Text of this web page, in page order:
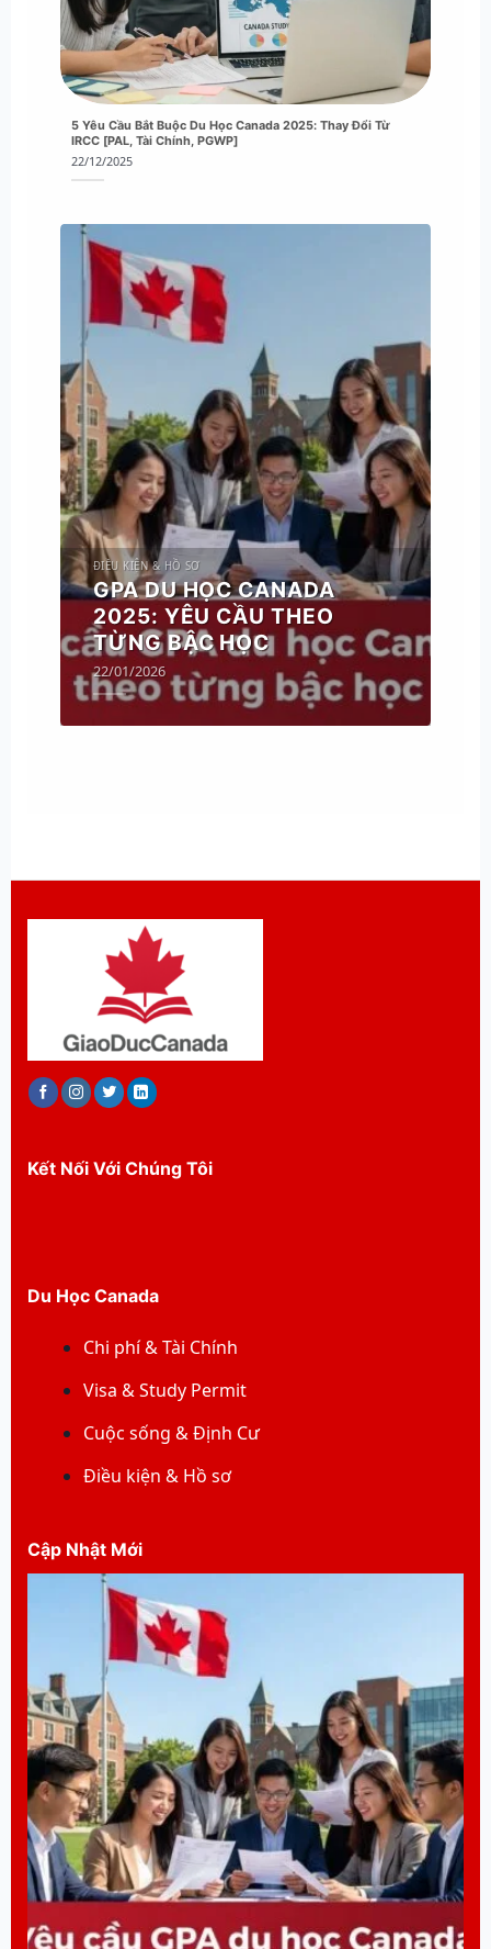
5 Yêu Cầu Bắt Buộc Du Học Canada 2025: Thay Đổi Từ
IRCC [PAL, Tài Chính, PGWP]
22/12/2025
ĐIỀU KIỆN & HỒ SƠ
GPA DU HỌC CANADA
2025: YÊU CẦU THEO
TỪNG BẬC HỌC
22/01/2026
Du Học Canada
Chi phí & Tài Chính
Visa & Study Permit
Cuộc sống & Định Cư
Điều kiện & Hồ sơ
Cập Nhật Mới
Kết Nối Với Chúng Tôi